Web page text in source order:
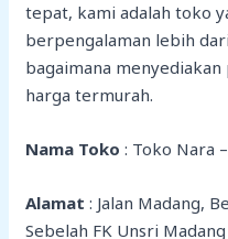
tepat, kami adalah toko
berpengalaman lebih
bagaimana
harga termurah.
Nama Toko : Toko Nara
Alamat : Jalan Madang,
Sebelah FK Unsri Madang